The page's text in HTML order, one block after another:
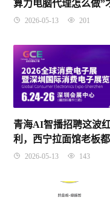
算力电脑代理怎么做”
真赚到钱吗？
2026-05-13 201
青海AI智播招聘这波
利，西宁拉面馆老板
始“抢人”了，你还在观
2026-05-13 143